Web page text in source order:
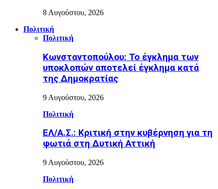
8 Αυγούστου, 2026
Πολιτική
Πολιτική
Κωνσταντοπούλου: Το έγκλημα των
υποκλοπών αποτελεί έγκλημα κατά
της Δημοκρατίας
9 Αυγούστου, 2026
Πολιτική
ΕΛ/Α.Σ.: Κριτική στην κυβέρνηση για τη
φωτιά στη Δυτική Αττική
9 Αυγούστου, 2026
Πολιτική